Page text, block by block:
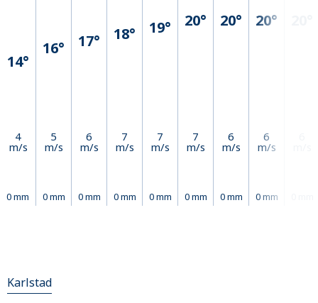
14°
4
m/s
0 mm
16°
5
m/s
0 mm
17°
6
m/s
0 mm
18°
7
m/s
0 mm
19°
7
m/s
0 mm
20°
7
m/s
0 mm
20°
6
m/s
0 mm
20°
6
m/s
0 mm
Karlstad